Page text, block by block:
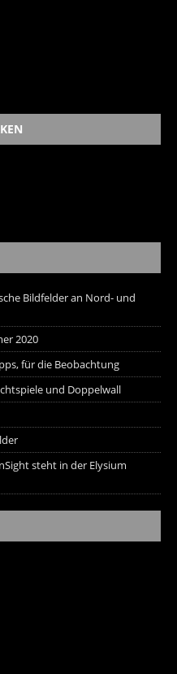
Bildfelder an Nord- und
2020
für die Beobachtung
und Doppelwall
steht in der Elysium